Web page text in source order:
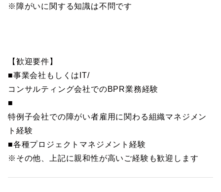
※障がいに関する知識は不問です
【歓迎要件】
■事業会社もしくはIT/
コンサルティング会社でのBPR業務経験
■
特例子会社での障がい者雇用に関わる組織マネジメン
ト経験
■各種プロジェクトマネジメント経験
※その他、上記に親和性が高いご経験も歓迎します